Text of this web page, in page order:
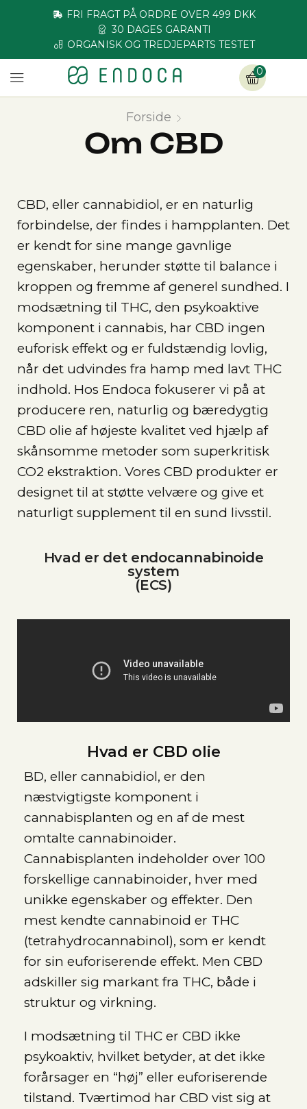
FRI FRAGT PÅ ORDRE OVER 499 DKK
30 DAGES GARANTI
ORGANISK OG TREDJEPARTS TESTET
0
Forside
Om CBD
CBD, eller cannabidiol, er en naturlig
forbindelse, der findes i hampplanten. Det
er kendt for sine mange gavnlige
egenskaber, herunder støtte til balance i
kroppen og fremme af generel sundhed. I
modsætning til THC, den psykoaktive
komponent i cannabis, har CBD ingen
euforisk effekt og er fuldstændig lovlig,
når det udvindes fra hamp med lavt THC
indhold. Hos Endoca fokuserer vi på at
producere ren, naturlig og bæredygtig
CBD olie af højeste kvalitet ved hjælp af
skånsomme metoder som superkritisk
CO2 ekstraktion. Vores CBD produkter er
designet til at støtte velvære og give et
naturligt supplement til en sund livsstil.
Hvad er det endocannabinoide
system
(ECS)
Hvad er CBD olie
BD, eller cannabidiol, er den
næstvigtigste komponent i
cannabisplanten og en af de mest
omtalte cannabinoider.
Cannabisplanten indeholder over 100
forskellige cannabinoider, hver med
unikke egenskaber og effekter. Den
mest kendte cannabinoid er THC
(tetrahydrocannabinol), som er kendt
for sin euforiserende effekt. Men CBD
adskiller sig markant fra THC, både i
struktur og virkning.
I modsætning til THC er CBD ikke
psykoaktiv, hvilket betyder, at det ikke
forårsager en “høj” eller euforiserende
tilstand. Tværtimod har CBD vist sig at